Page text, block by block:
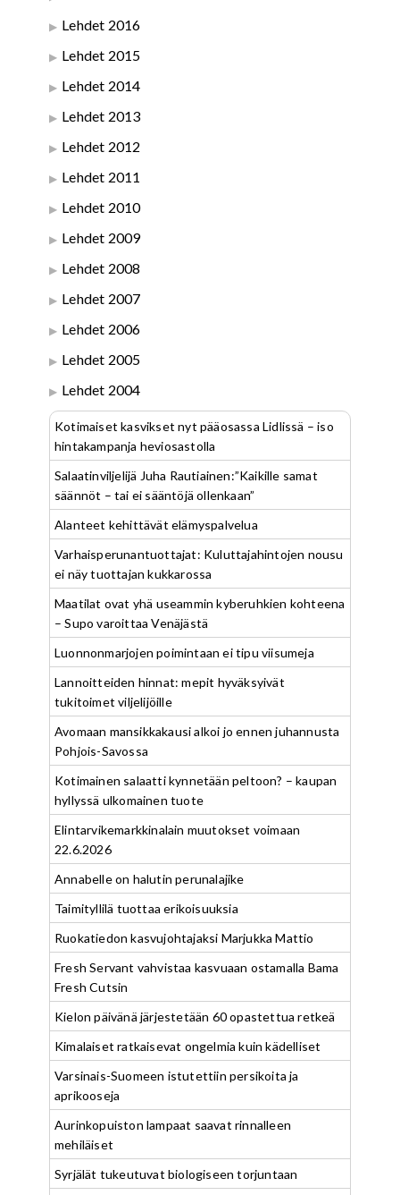
Lehdet 2016
Lehdet 2015
Lehdet 2014
Lehdet 2013
Lehdet 2012
Lehdet 2011
Lehdet 2010
Lehdet 2009
Lehdet 2008
Lehdet 2007
Lehdet 2006
Lehdet 2005
Lehdet 2004
Kotimaiset kasvikset nyt pääosassa Lidlissä – iso
hintakampanja heviosastolla
Salaatinviljelijä Juha Rautiainen:”Kaikille samat
säännöt – tai ei sääntöjä ollenkaan”
Alanteet kehittävät elämyspalvelua
Varhaisperunantuottajat: Kuluttajahintojen nousu
ei näy tuottajan kukkarossa
Maatilat ovat yhä useammin kyberuhkien kohteena
– Supo varoittaa Venäjästä
Luonnonmarjojen poimintaan ei tipu viisumeja
Lannoitteiden hinnat: mepit hyväksyivät
tukitoimet viljelijöille
Avomaan mansikkakausi alkoi jo ennen juhannusta
Pohjois-Savossa
Kotimainen salaatti kynnetään peltoon? – kaupan
hyllyssä ulkomainen tuote
Elintarvikemarkkinalain muutokset voimaan
22.6.2026
Annabelle on halutin perunalajike
Taimityllilä tuottaa erikoisuuksia
Ruokatiedon kasvujohtajaksi Marjukka Mattio
Fresh Servant vahvistaa kasvuaan ostamalla Bama
Fresh Cutsin
Kielon päivänä järjestetään 60 opastettua retkeä
Kimalaiset ratkaisevat ongelmia kuin kädelliset
Varsinais-Suomeen istutettiin persikoita ja
aprikooseja
Aurinkopuiston lampaat saavat rinnalleen
mehiläiset
Syrjälät tukeutuvat biologiseen torjuntaan